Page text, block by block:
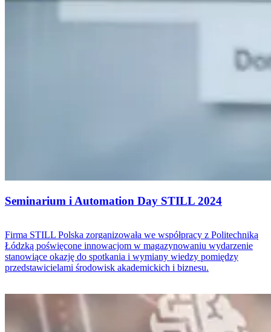
Seminarium i Automation Day STILL 2024
Firma STILL Polska zorganizowała we współpracy z Politechniką
Łódzką poświęcone innowacjom w magazynowaniu wydarzenie
stanowiące okazję do spotkania i wymiany wiedzy pomiędzy
przedstawicielami środowisk akademickich i biznesu.